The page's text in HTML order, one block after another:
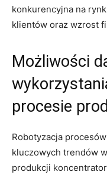
konkurencyjna na
klientów oraz wzrost
Możliwości
procesie
Robotyzacja
kluczowych trendów
produkcji